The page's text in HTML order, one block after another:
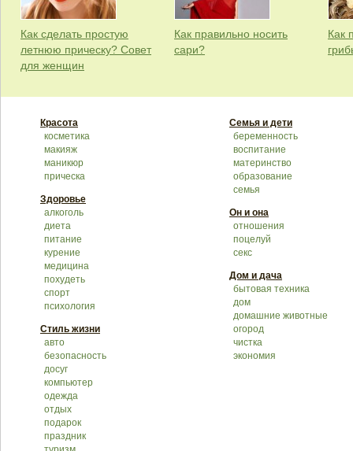
Как сделать простую
летнюю прическу? Совет
для женщин
Как правильно носить
сари?
Как
Красота
косметика
макияж
маникюр
прическа
Здоровье
алкоголь
диета
питание
курение
медицина
похудеть
спорт
психология
Стиль жизни
авто
безопасность
досуг
компьютер
одежда
отдых
подарок
праздник
Семья и дети
беременность
воспитание
материнство
образование
семья
Он и она
отношения
поцелуй
секс
Дом и дача
бытовая техника
дом
домашние животные
огород
чистка
экономия